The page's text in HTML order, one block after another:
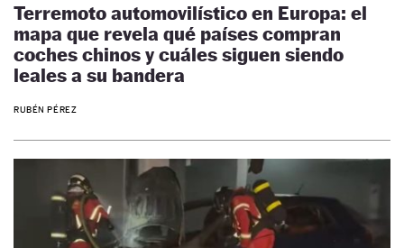
Terremoto automovilístico en Europa: el
mapa que revela qué países compran
coches chinos y cuáles siguen siendo
leales a su bandera
RUBÉN PÉREZ